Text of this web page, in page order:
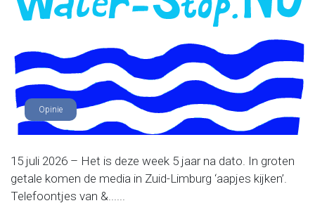
Opinie
15 juli 2026 – Het is deze week 5 jaar na dato. In groten
getale komen de media in Zuid-Limburg ‘aapjes kijken’.
Telefoontjes van &......